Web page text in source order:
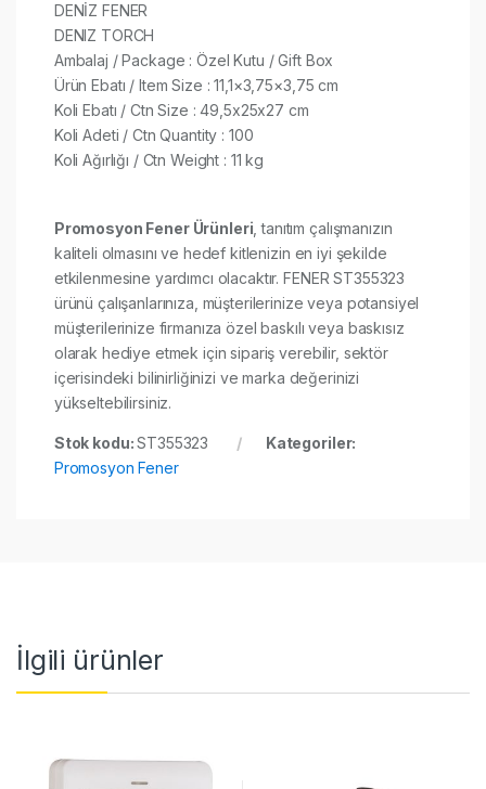
DENİZ FENER
DENIZ TORCH
Ambalaj / Package : Özel Kutu / Gift Box
Ürün Ebatı / Item Size : 11,1×3,75×3,75 cm
Koli Ebatı / Ctn Size : 49,5x25x27 cm
Koli Adeti / Ctn Quantity : 100
Koli Ağırlığı / Ctn Weight : 11 kg
Promosyon Fener Ürünleri , tanıtım çalışmanızın
kaliteli olmasını ve hedef kitlenizin en iyi şekilde
etkilenmesine yardımcı olacaktır. FENER ST355323
ürünü çalışanlarınıza, müşterilerinize veya potansiyel
müşterilerinize firmanıza özel baskılı veya baskısız
olarak hediye etmek için sipariş verebilir, sektör
içerisindeki bilinirliğinizi ve marka değerinizi
yükseltebilirsiniz.
Stok kodu:ST355323
Kategoriler:
Promosyon Fener
İlgili ürünler